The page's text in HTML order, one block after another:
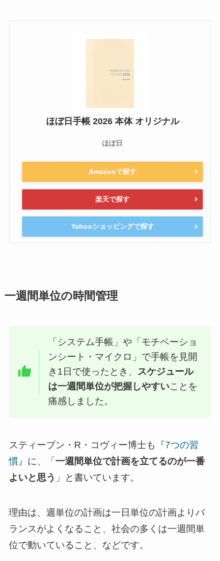
ほぼ日手帳 2026 本体 オリジナル
ほぼ日
Amazonで探す
楽天で探す
Yahooショッピングで探す
一週間単位の時間管理
「システム手帳」や「モチベーショ
ンシート・マイクロ」で手帳を見開
き1日で使ったとき、 スケジュール
は一週間単位が把握しやすいことを
痛感しました。
スティーブン・R・コヴィー博士も『7つの習
慣』に、「 一週間単位で計画を立てるのが一番
よいと思う 」と書いています。
理由は、週単位の計画は一日単位の計画よりバ
ランスがよくなること、社会の多くは一週間単
位で動いていること、などです。